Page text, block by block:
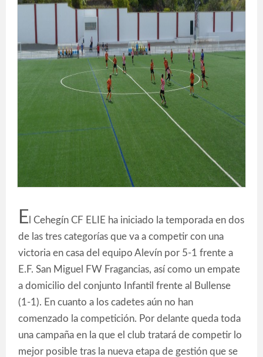
E l Cehegín CF ELIE ha iniciado la temporada en dos
de las tres categorías que va a competir con una
victoria en casa del equipo Alevín por 5-1 frente a
E.F. San Miguel FW Fragancias, así como un empate
a domicilio del conjunto Infantil frente al Bullense
(1-1). En cuanto a los cadetes aún no han
comenzado la competición. Por delante queda toda
una campaña en la que el club tratará de competir lo
mejor posible tras la nueva etapa de gestión que se